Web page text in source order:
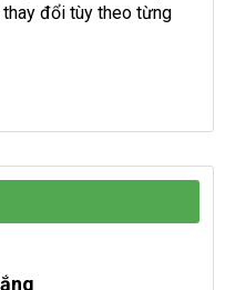
đổi tùy theo từng